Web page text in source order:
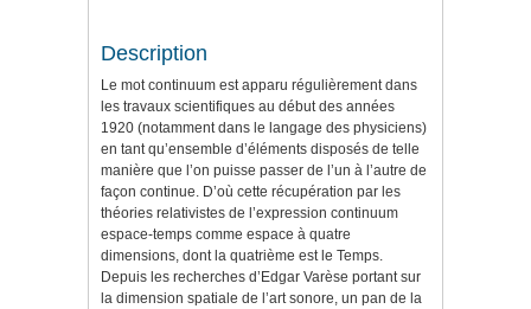
Description
Le mot continuum est apparu régulièrement dans
les travaux scientifiques au début des années
1920 (notamment dans le langage des physiciens)
en tant qu’ensemble d’éléments disposés de telle
manière que l’on puisse passer de l’un à l’autre de
façon continue. D’où cette récupération par les
théories relativistes de l’expression continuum
espace-temps comme espace à quatre
dimensions, dont la quatrième est le Temps.
Depuis les recherches d’Edgar Varèse portant sur
la dimension spatiale de l’art sonore, un pan de la